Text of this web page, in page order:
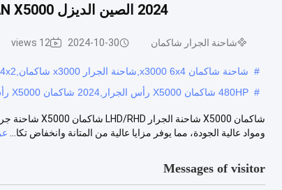
2024 الصين الديزل SHACMAN X5000 رأس الجرار 4X2 480HP رأس المقطورة شاحنة
شاحنة الجرار شاكمان 2024-10-30
12 views
# شاحنة شاكمان x3000 6x4,شاحنة الجرار x3000 شاكمان,4x2 شاكمان شاحنة الجرار
# 480HP شاكمان X5000 رأس الجرار,2024 شاكمان X5000 رأس الجرار,4X2 شاكمان X5000 رأس الجرار
ومواد عالية الجودة، مما يوفر مزايا عالية من المتانة وانخفاض تكا...
Messages of visitor